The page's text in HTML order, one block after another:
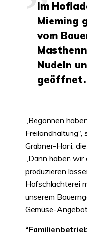
Im
Mieming
vom
Nudeln
geöffnet.
„Begonnen
Freilandhaltung“,
Grabner-Hani,
„Dann haben wir
produzieren
Hofschlachterei
unserem
Gemüse-